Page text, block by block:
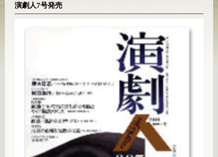
演劇人7号発売